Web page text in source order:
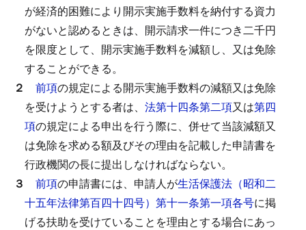
が経済的困難により開示実施手数料を納付する資力
がないと認めるときは、開示請求一件につき二千円
を限度として、開示実施手数料を減額し、又は免除
することができる。
２ 前項の規定による開示実施手数料の減額又は免除
を受けようとする者は、 法第十四条第二項又は第四
項の規定による申出を行う際に、併せて当該減額又
は免除を求める額及びその理由を記載した申請書を
行政機関の長に提出しなければならない。
３ 前項の申請書には、申請人が生活保護法（昭和二
十五年法律第百四十四号）第十一条第一項各号に掲
げる扶助を受けていることを理由とする場合にあっ